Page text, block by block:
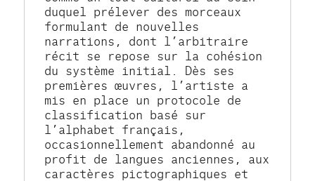
duquel prélever des morceaux
formulant de nouvelles
narrations, dont l’arbitraire
récit se repose sur la cohésion
du système initial. Dès ses
premières œuvres, l’artiste a
mis en place un protocole de
classification basé sur
l’alphabet français,
occasionnellement abandonné au
profit de langues anciennes, aux
caractères pictographiques et